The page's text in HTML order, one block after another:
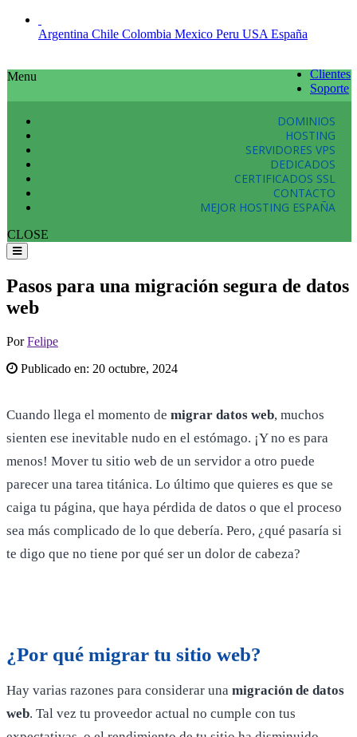
Argentina Chile Colombia Mexico Peru USA España
Clientes
Soporte
Menu
DOMINIOS
HOSTING
SERVIDORES VPS
DEDICADOS
CERTIFICADOS SSL
CONTACTO
MEJOR HOSTING ESPAÑA
CLOSE
Pasos para una migración segura de datos
web
PorFelipe
Publicado en: 20 octubre, 2024
Cuando llega el momento de migrar datos web, muchos
sienten ese inevitable nudo en el estómago. ¡Y no es para
menos! Mover tu sitio web de un servidor a otro puede
parecer una tarea titánica. Lo último que quieres es que se
caiga tu página, que haya pérdida de datos o que el proceso
sea más complicado de lo que debería. Pero, ¿qué pasaría si
te digo que no tiene por qué ser un dolor de cabeza?
¿Por qué migrar tu sitio web?
Hay varias razones para considerar una migración de datos
web. Tal vez tu proveedor actual no cumple con tus